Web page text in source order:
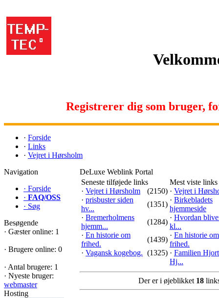
Registrerer dig som bruger,
· Forside
· Links
· Vejret i Hørsholm
Navigation
· Forside
· FAQ/OSS
· Søg
Besøgende
· Gæster online: 1
· Brugere online: 0
· Antal brugere: 1
· Nyeste bruger:
webmaster
Hosting
DeLuxe Weblink Portal
Seneste tilføjede links
· Vejret i Hørsholm
(2150)
· prisbuster siden
hv...
(1351)
· Bremerholmens
hjemm...
(1284)
· En historie om
frihed.
(1439)
· Vagansk kogebog. (1325)
Mest viste links
· Vejret i
· Birkebladets
hjemmeside
· Hvordan
kl...
· En historie om
frihed.
· Familien
Hj...
Der er i øjeblikket 18